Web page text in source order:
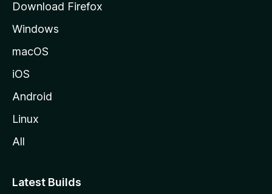
e
M
i
l
Download Firefox
Windows
macOS
iOS
Android
Linux
All
Latest Builds